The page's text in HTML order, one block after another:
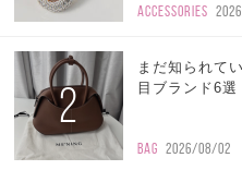
ACCESSORIES
2
まだ知られて
目ブランド6選
BAG 2026/08/02